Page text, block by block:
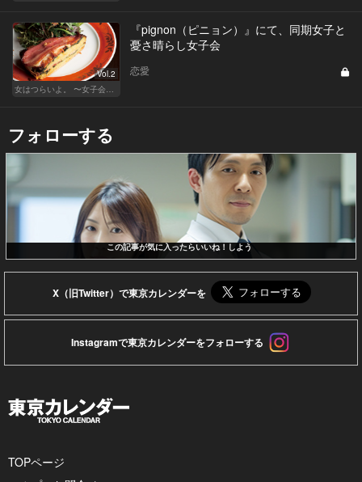
Vol.2
女はつらいよ。 〜女子会は、甘くて苦い〜
『pignon（ピニョン）』にて、同期女子と
憂さ晴らし女子会
恋愛
フォローする
この記事が気に入ったらいいね！しよう
X（旧Twitter）で東京カレンダーを
Instagramで東京カレンダーをフォローする
TOPページ